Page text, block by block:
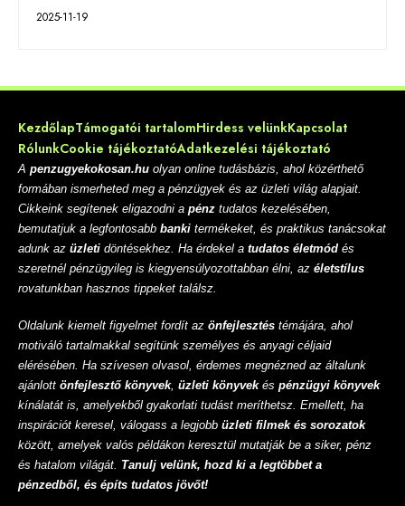
2025-11-19
KezdőlapTámogatói tartalomHirdess velünkKapcsolat
RólunkCookie tájékoztatóAdatkezelési tájékoztató
A penzugyekokosan.hu olyan online tudásbázis, ahol közérthető
formában ismerheted meg a pénzügyek és az üzleti világ alapjait.
Cikkeink segítenek eligazodni a pénz tudatos kezelésében,
bemutatjuk a legfontosabb banki termékeket, és praktikus tanácsokat
adunk az üzleti döntésekhez. Ha érdekel a tudatos életmód és
szeretnél pénzügyileg is kiegyensúlyozottabban élni, az életstílus
rovatunkban hasznos tippeket találsz.
Oldalunk kiemelt figyelmet fordít az önfejlesztés témájára, ahol
motiváló tartalmakkal segítünk személyes és anyagi céljaid
elérésében. Ha szívesen olvasol, érdemes megnézned az általunk
ajánlott önfejlesztő könyvek, üzleti könyvekés pénzügyi könyvek
kínálatát is, amelyekből gyakorlati tudást meríthetsz. Emellett, ha
inspirációt keresel, válogass a legjobb üzleti filmek és sorozatok
között, amelyek valós példákon keresztül mutatják be a siker, pénz
és hatalom világát. Tanulj velünk, hozd ki a legtöbbet a
pénzedből, és építs tudatos jövőt!